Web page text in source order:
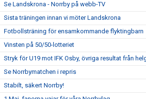
Se Landskrona - Norrby på webb-TV
Sista träningen innan vi möter Landskrona
Fotbollsträning för ensamkommande flyktingbarn
Vinsten på 50/50-lotteriet
Stryk för U19 mot IFK Osby, övriga resultat från
Se Norrbymatchen i repris
Stabilt, säkert Norrby!